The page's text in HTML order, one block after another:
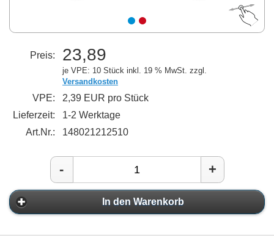
Preis: 23,89
je VPE: 10 Stück inkl. 19 % MwSt. zzgl.
Versandkosten
VPE:
2,39 EUR pro Stück
Lieferzeit:
1-2 Werktage
Art.Nr.:
148021212510
- +
In den Warenkorb